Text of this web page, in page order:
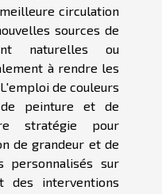
circulation
sources de
naturelles ou
à rendre les
de couleurs
peinture et de
stratégie pour
de grandeur et de
personnalisés sur
des interventions